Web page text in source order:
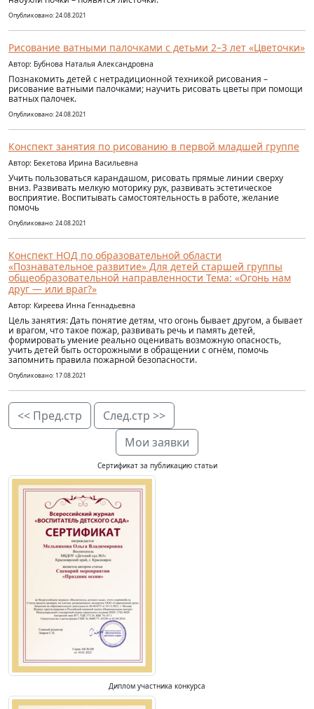
Опубликовано: 24.08.2021
Рисование ватными палочками с детьми 2–3 лет «Цветочки»
Автор: Бубнова Наталья Александровна
Познакомить детей с нетрадиционной техникой рисования –
рисование ватными палочками; научить рисовать цветы при помощи
ватных палочек.
Опубликовано: 24.08.2021
Конспект занятия по рисованию в первой младшей группе
Автор: Бекетова Ирина Васильевна
Учить пользоваться карандашом, рисовать прямые линии сверху
вниз. Развивать мелкую моторику рук, развивать эстетическое
восприятие. Воспитывать самостоятельность в работе, желание
помочь
Опубликовано: 24.08.2021
Конспект НОД по образовательной области
«Познавательное развитие» Для детей старшей группы
общеобразовательной направленности Тема: «Огонь нам
друг — или враг?»
Автор: Киреева Инна Геннадьевна
Цель занятия: Дать понятие детям, что огонь бывает другом, а бывает
и врагом, что такое пожар, развивать речь и память детей,
формировать умение реально оценивать возможную опасность,
учить детей быть осторожными в обращении с огнём, помочь
запомнить правила пожарной безопасности.
Опубликовано: 17.08.2021
<< Пред.стр
След.стр >>
Мои заявки
Сертификат за публикацию статьи
Диплом участника конкурса